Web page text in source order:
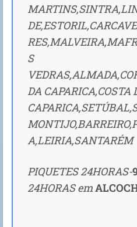
S
DA CAPARICA,COSTA
A,LEIRIA,SANTARÉM
PIQUETES 24HORAS-
24HORAS em